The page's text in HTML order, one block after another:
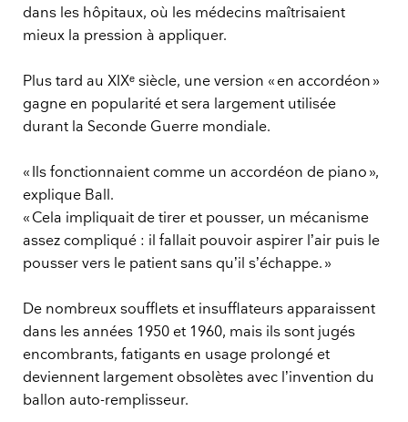
dans les hôpitaux, où les médecins maîtrisaient
mieux la pression à appliquer.
Plus tard au XIXᵉ siècle, une version « en accordéon »
gagne en popularité et sera largement utilisée
durant la Seconde Guerre mondiale.
« Ils fonctionnaient comme un accordéon de piano »,
explique Ball.
« Cela impliquait de tirer et pousser, un mécanisme
assez compliqué : il fallait pouvoir aspirer l’air puis le
pousser vers le patient sans qu’il s’échappe. »
De nombreux soufflets et insufflateurs apparaissent
dans les années 1950 et 1960, mais ils sont jugés
encombrants, fatigants en usage prolongé et
deviennent largement obsolètes avec l’invention du
ballon auto-remplisseur.